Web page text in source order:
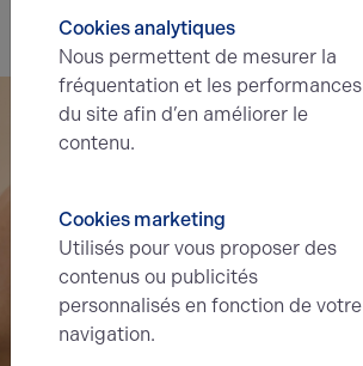
Cookies analytiques
Nous permettent de mesurer la
fréquentation et les performances
du site afin d’en améliorer le
contenu.
Cookies marketing
Utilisés pour vous proposer des
contenus ou publicités
personnalisés en fonction de votre
navigation.